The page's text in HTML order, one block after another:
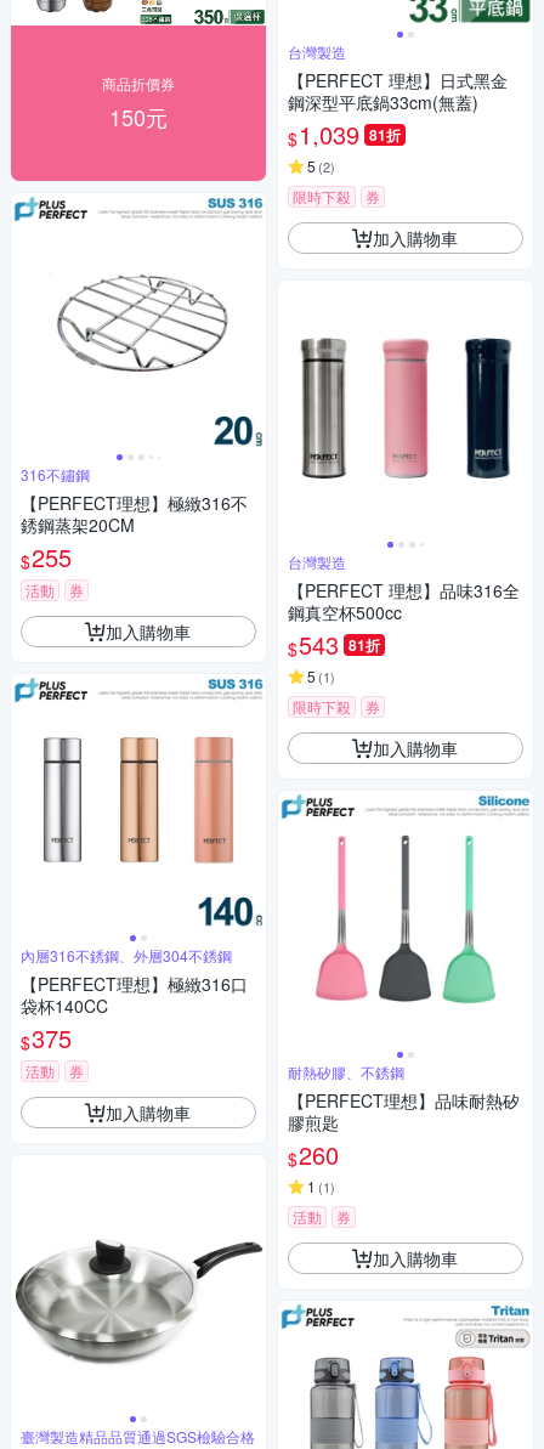
商品折價券
150元
316不鏽鋼
【PERFECT理想】極緻316不
銹鋼蒸架20CM
$255
活動 券
加入購物車
內層316不銹鋼、外層304不銹鋼
【PERFECT理想】極緻316口
袋杯140CC
$375
活動 券
加入購物車
臺灣製造精品品質通過SGS檢驗合格
台灣製造
【PERFECT 理想】日式黑金
鋼深型平底鍋33cm(無蓋)
$1,039 81折
5 (2)
限時下殺 券
加入購物車
台灣製造
【PERFECT 理想】品味316全
鋼真空杯500cc
$543 81折
5 (1)
限時下殺 券
加入購物車
耐熱矽膠、不銹鋼
【PERFECT理想】品味耐熱矽
膠煎匙
$260
1 (1)
活動 券
加入購物車